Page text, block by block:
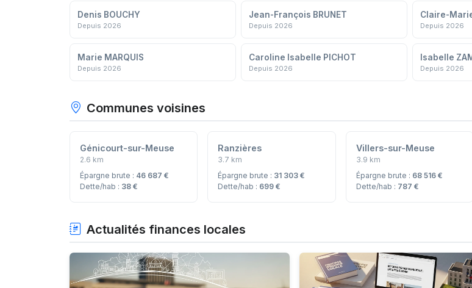
Denis BOUCHY
Depuis 2026
Jean-François BRUNET
Depuis 2026
Claire-
Depuis 2026
Marie MARQUIS
Depuis 2026
Caroline Isabelle PICHOT
Depuis 2026
Isabelle
Depuis 2026
Communes voisines
Génicourt-sur-Meuse
2.6 km
Épargne brute : 46 687 €
Dette/hab : 38 €
Ranzières
3.7 km
Épargne brute : 31 303 €
Dette/hab : 699 €
Villers-sur-Meuse
3.9 km
Épargne brute : 68 516 €
Dette/hab : 787 €
Actualités finances locales